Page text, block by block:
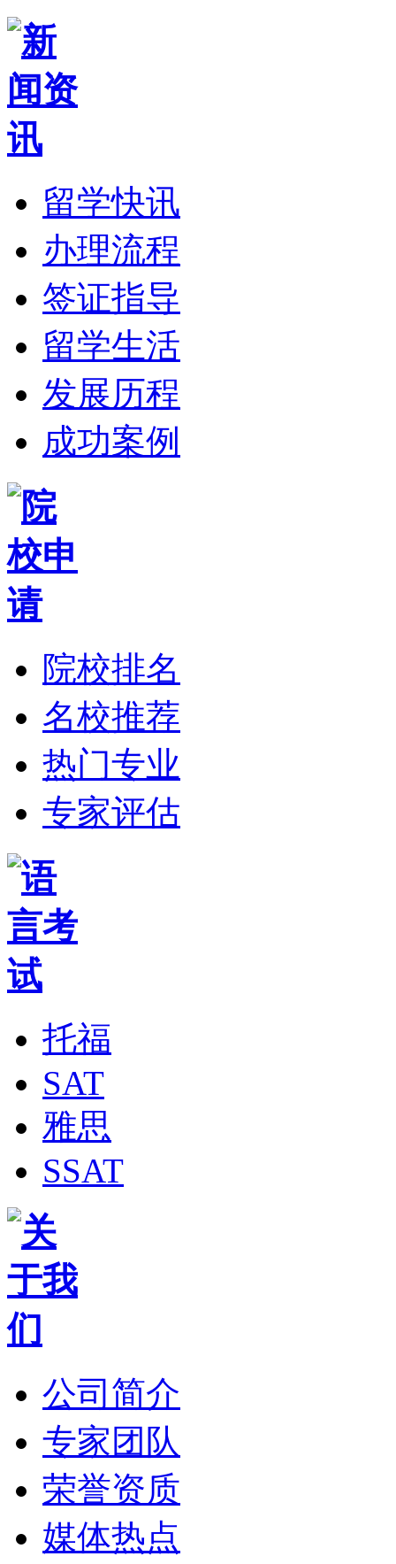
留学快讯
办理流程
签证指导
留学生活
发展历程
成功案例
院校排名
名校推荐
热门专业
专家评估
托福
SAT
雅思
SSAT
公司简介
专家团队
荣誉资质
媒体热点